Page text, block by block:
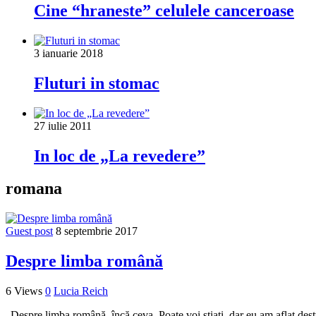
Cine “hraneste” celulele canceroase
3 ianuarie 2018
Fluturi in stomac
27 iulie 2011
In loc de „La revedere”
romana
Guest post 8 septembrie 2017
Despre limba română
6 Views 0 Lucia Reich